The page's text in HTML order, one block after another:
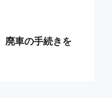
廃車の手続きを